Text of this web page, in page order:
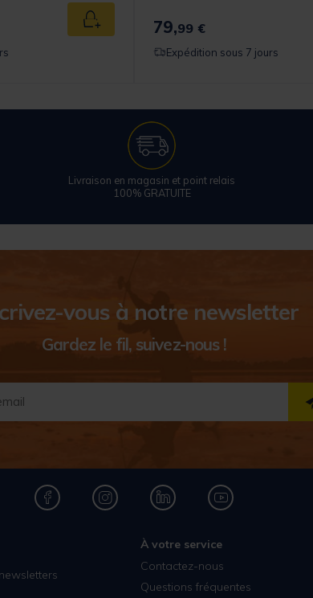
Ajouter au panier
79,99 €
Expédition sous 7 jours
Livraison en magasin et point relais
100% GRATUITE
vous à notre newsletter
Gardez le fil, suivez-nous !
À votre service
Contactez-nous
Questions fréquentes